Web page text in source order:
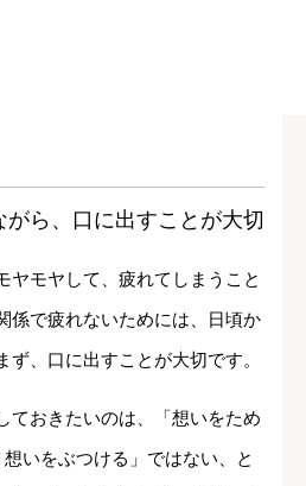
ら、口に出すことが大切
ヤモヤして、疲れてしまうこと
係で疲れないためには、日頃か
ず、口に出すことが大切です。
ておきたいのは、「想いをため
いをぶつける」ではない、と